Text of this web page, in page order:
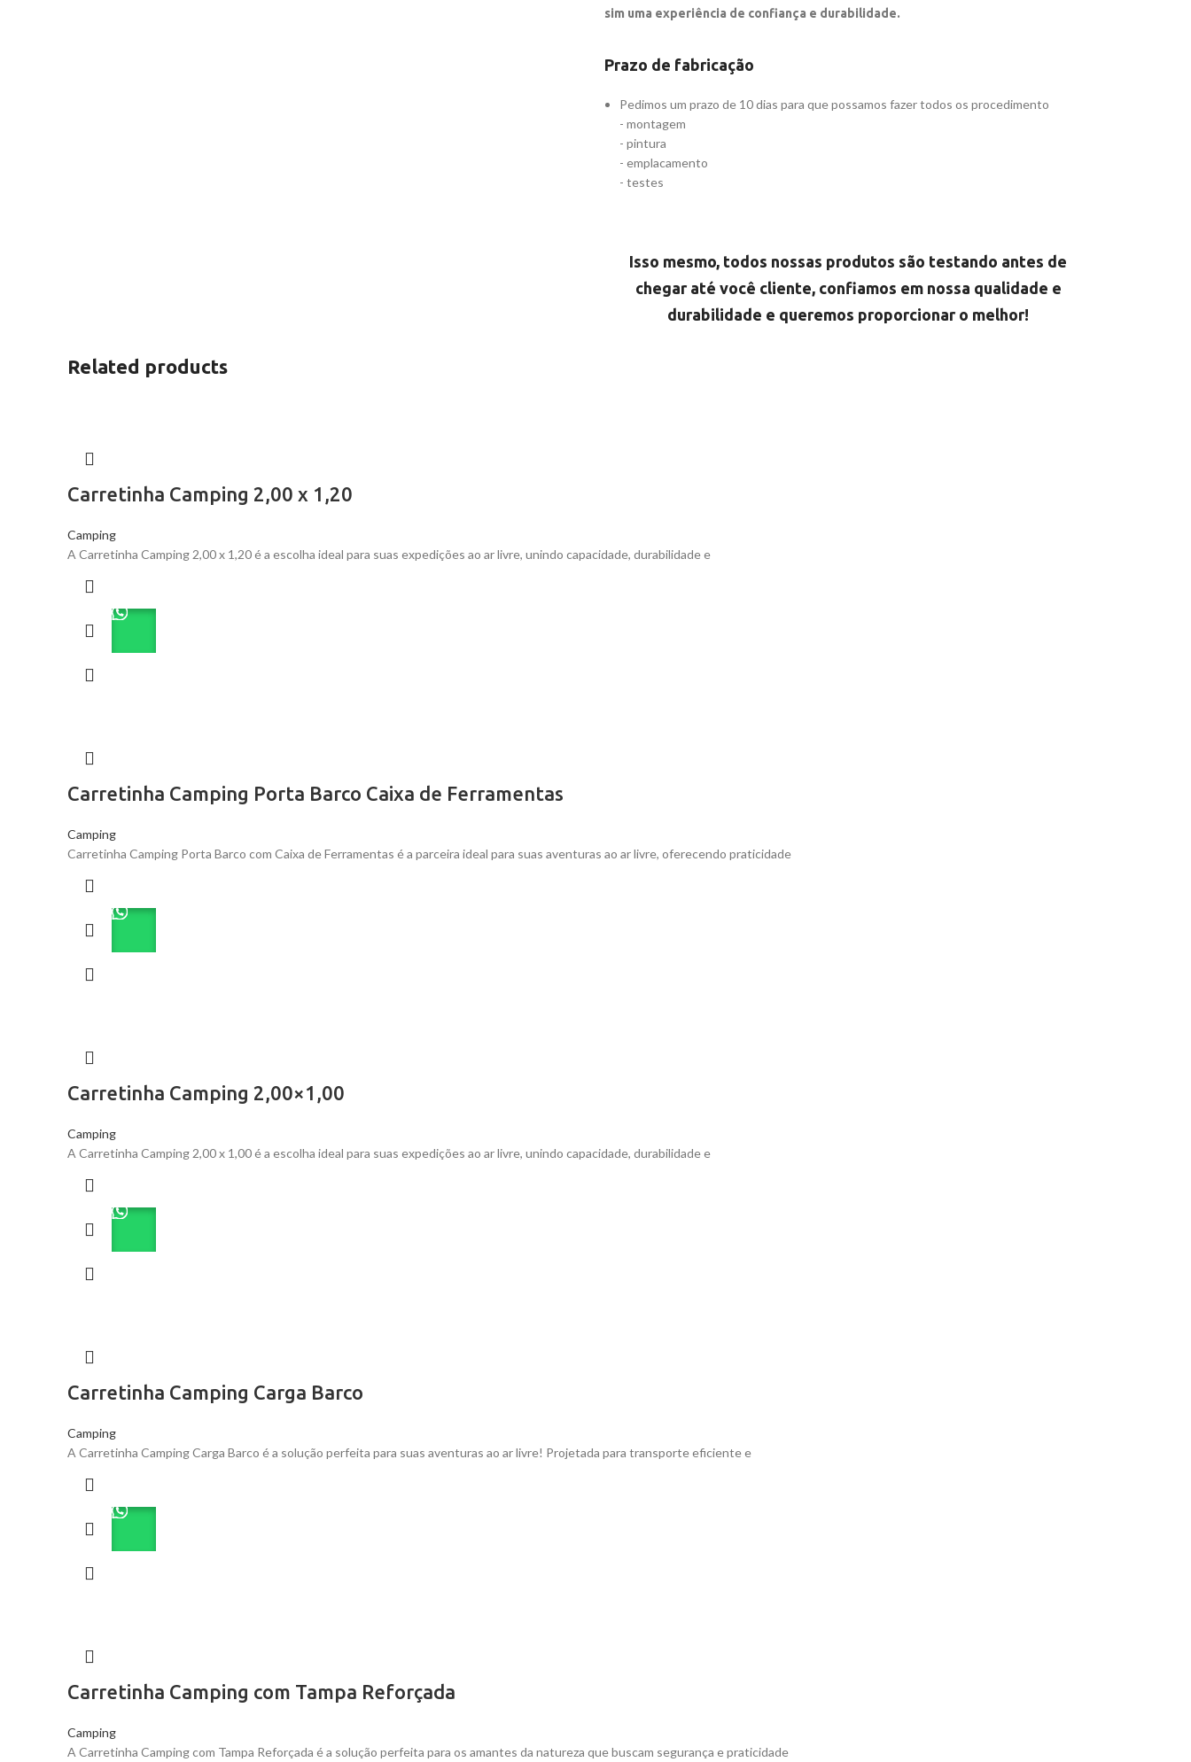
sim uma experiência de confiança e durabilidade.
Prazo de fabricação
Pedimos um prazo de 10 dias para que possamos fazer todos os procedimento
- montagem
- pintura
- emplacamento
- testes
Isso mesmo, todos nossas produtos são testando antes de
chegar até você cliente, confiamos em nossa qualidade e
durabilidade e queremos proporcionar o melhor!
Related products
Carretinha Camping 2,00 x 1,20
Camping
A Carretinha Camping 2,00 x 1,20 é a escolha ideal para suas expedições ao ar livre, unindo capacidade, durabilidade e
Carretinha Camping Porta Barco Caixa de Ferramentas
Camping
Carretinha Camping Porta Barco com Caixa de Ferramentas é a parceira ideal para suas aventuras ao ar livre, oferecendo praticidade
Carretinha Camping 2,00×1,00
Camping
A Carretinha Camping 2,00 x 1,00 é a escolha ideal para suas expedições ao ar livre, unindo capacidade, durabilidade e
Carretinha Camping Carga Barco
Camping
A Carretinha Camping Carga Barco é a solução perfeita para suas aventuras ao ar livre! Projetada para transporte eficiente e
Carretinha Camping com Tampa Reforçada
Camping
A Carretinha Camping com Tampa Reforçada é a solução perfeita para os amantes da natureza que buscam segurança e praticidade